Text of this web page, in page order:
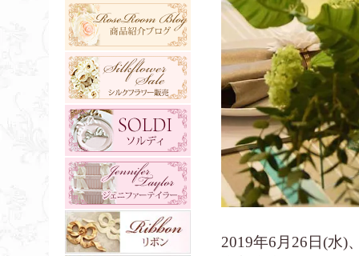
2019年6月26日(水)